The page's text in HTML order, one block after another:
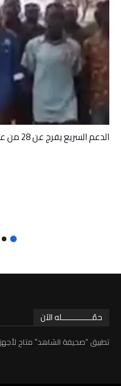
الدعم السريع يفرج عن 28 من عناصر الجيش
حمّـــــــــــــله الآن
تطبيق “صحيفة الشاهد” متاح